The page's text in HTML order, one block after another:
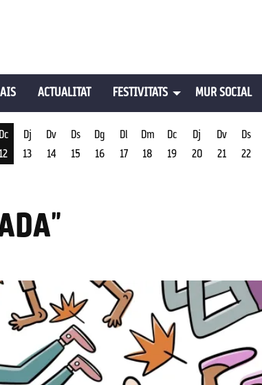
ACTUALITAT FESTIVITATS MUR SOCIAL
Dc
12
Dj
13
Dv
14
Ds
15
Dg
16
Dl
17
Dm
18
Dc
19
Dj
20
Dv
21
Ds
22